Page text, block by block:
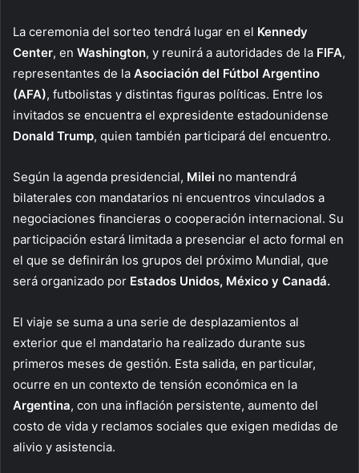
La ceremonia del sorteo tendrá lugar en el Kennedy
Center, en Washington, y reunirá a autoridades de la FIFA,
representantes de la Asociación del Fútbol Argentino
(AFA), futbolistas y distintas figuras políticas. Entre los
invitados se encuentra el expresidente estadounidense
Donald Trump, quien también participará del encuentro.
Según la agenda presidencial, Milei no mantendrá
bilaterales con mandatarios ni encuentros vinculados a
negociaciones financieras o cooperación internacional. Su
participación estará limitada a presenciar el acto formal en
el que se definirán los grupos del próximo Mundial, que
será organizado por Estados Unidos, México y Canadá.
El viaje se suma a una serie de desplazamientos al
exterior que el mandatario ha realizado durante sus
primeros meses de gestión. Esta salida, en particular,
ocurre en un contexto de tensión económica en la
Argentina, con una inflación persistente, aumento del
costo de vida y reclamos sociales que exigen medidas de
alivio y asistencia.